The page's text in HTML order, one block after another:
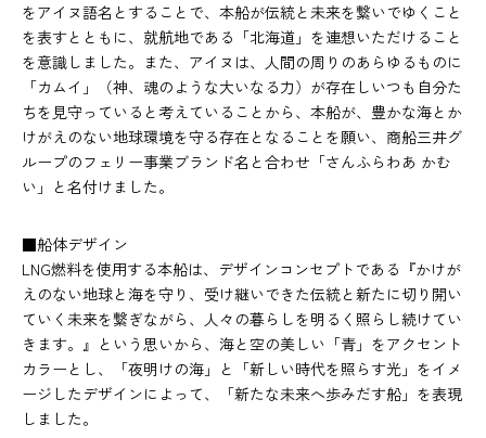
をアイヌ語名とすることで、本船が伝統と未来を繋いでゆくこと
を表すとともに、就航地である「北海道」を連想いただけること
を意識しました。また、アイヌは、人間の周りのあらゆるものに
「カムイ」（神、魂のような大いなる力）が存在しいつも自分た
ちを見守っていると考えていることから、本船が、豊かな海とか
けがえのない地球環境を守る存在となることを願い、商船三井グ
ループのフェリー事業ブランド名と合わせ「さんふらわあ かむ
い」と名付けました。
■船体デザイン
LNG燃料を使用する本船は、デザインコンセプトである『かけが
えのない地球と海を守り、受け継いできた伝統と新たに切り開い
ていく未来を繋ぎながら、人々の暮らしを明るく照らし続けてい
きます。』という思いから、海と空の美しい「青」をアクセント
カラーとし、「夜明けの海」と「新しい時代を照らす光」をイメ
ージしたデザインによって、「新たな未来へ歩みだす船」を表現
しました。